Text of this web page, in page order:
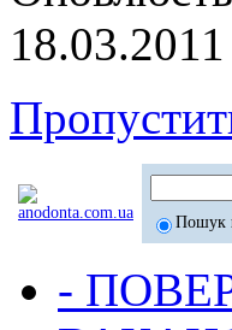
Пошук
-